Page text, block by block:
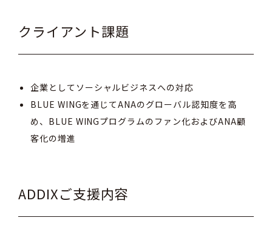
クライアント課題
企業としてソーシャルビジネスへの対応
BLUE WINGを通じてANAのグローバル認知度を高
め、BLUE WINGプログラムのファン化およびANA顧
客化の増進
ADDIXご支援内容